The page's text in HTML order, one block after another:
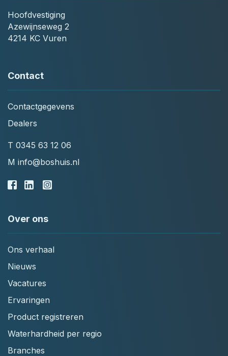
Hoofdvestiging
Azewijnseweg 2
4214 KC Vuren
Contact
Contactgegevens
Dealers
T 0345 63 12 06
M info@boshuis.nl
Over ons
Ons verhaal
Nieuws
Vacatures
Ervaringen
Product registreren
Waterhardheid per regio
Branches